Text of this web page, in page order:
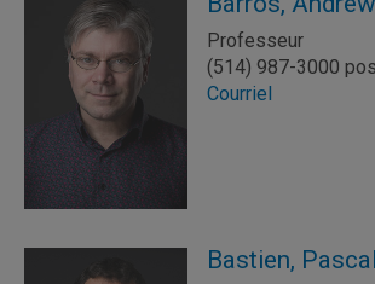
Professeur
(514) 987-3000
Courriel
Bastien, Pascal